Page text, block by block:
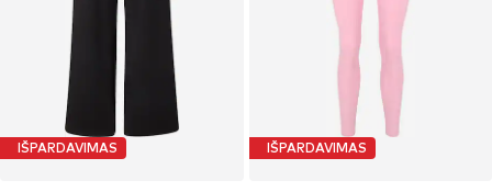
IŠPARDAVIMAS IŠPARDAVIMAS